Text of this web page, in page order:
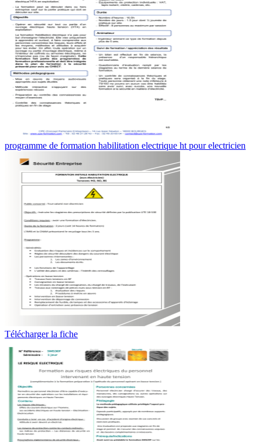
programme de formation habilitation electrique ht pour electricien
Télécharger la fiche